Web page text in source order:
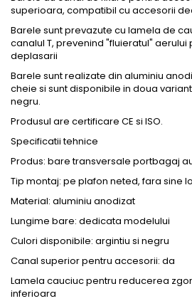
superioara, compatibil cu accesorii
Barele sunt prevazute cu lamela de
canalul T, prevenind "fluieratul" aerului
deplasarii
Barele sunt realizate din aluminiu
cheie si sunt disponibile in doua
negru.
Produsul are certificare CE si ISO.
Specificatii tehnice
Produs: bare transversale portbagaj
Tip montaj: pe plafon neted, fara sine
Material: aluminiu anodizat
Lungime bare: dedicata modelului
Culori disponibile: argintiu si negru
Canal superior pentru accesorii: da
Lamela cauciuc pentru reducerea
inferioara